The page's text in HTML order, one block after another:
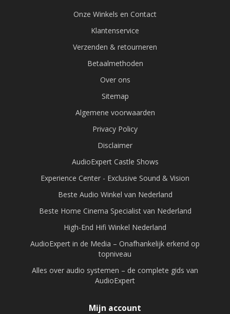
Onze Winkels en Contact
Klantenservice
Verzenden & retourneren
Betaalmethoden
Over ons
Sitemap
Algemene voorwaarden
Privacy Policy
Disclaimer
AudioExpert Castle Shows
Experience Center - Exclusive Sound & Vision
Beste Audio Winkel van Nederland
Beste Home Cinema Specialist van Nederland
High-End Hifi Winkel Nederland
AudioExpert in de Media – Onafhankelijk erkend op
topniveau
Alles over audio systemen – de complete gids van
AudioExpert
Mijn account